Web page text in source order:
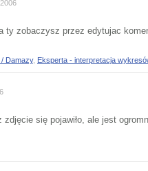
ty zobaczysz przez edytujac
Damazy, Eksperta - interpretacja
zdjęcie się pojawiło, ale jest